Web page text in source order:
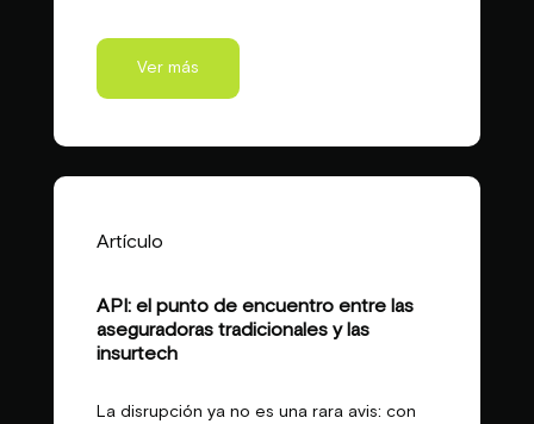
Ver más
Artículo
API: el punto de encuentro entre las
aseguradoras tradicionales y las
insurtech
La disrupción ya no es una rara avis: con